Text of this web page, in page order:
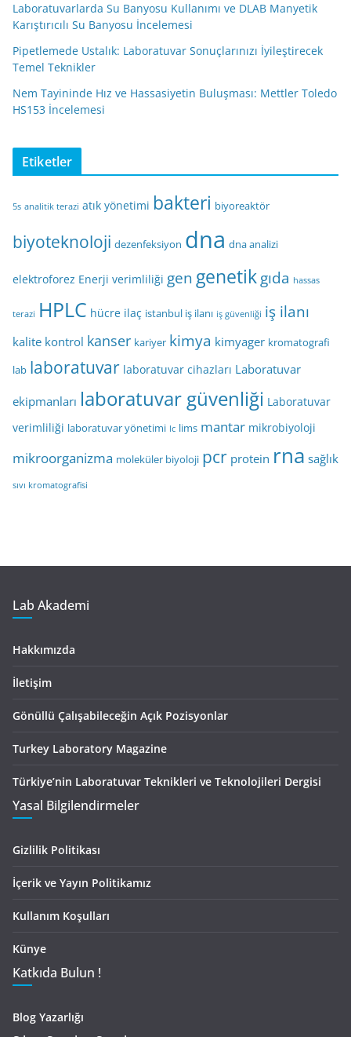
Laboratuvarlarda Su Banyosu Kullanımı ve DLAB Manyetik
Karıştırıcılı Su Banyosu İncelemesi
Pipetlemede Ustalık: Laboratuvar Sonuçlarınızı İyileştirecek
Temel Teknikler
Nem Tayininde Hız ve Hassasiyetin Buluşması: Mettler Toledo
HS153 İncelemesi
Etiketler
5s analitik terazi atık yönetimi bakteri biyoreaktör
biyoteknoloji dezenfeksiyon dna dna analizi
elektroforez Enerji verimliliği gen genetikgıda hassas
terazi HPLC hücre ilaç istanbul iş ilanı iş güvenliği iş ilanı
kalite kontrol kanser kariyer kimya kimyager kromatografi
lab laboratuvar laboratuvar cihazları Laboratuvar
ekipmanları laboratuvar güvenliği Laboratuvar
verimliliği laboratuvar yönetimi lc lims mantar mikrobiyoloji
mikroorganizma moleküler biyoloji pcr protein rna sağlık
sıvı kromatografisi
Lab Akademi
Hakkımızda
İletişim
Gönüllü Çalışabileceğin Açık Pozisyonlar
Turkey Laboratory Magazine
Türkiye’nin Laboratuvar Teknikleri ve Teknolojileri Dergisi
Yasal Bilgilendirmeler
Gizlilik Politikası
İçerik ve Yayın Politikamız
Kullanım Koşulları
Künye
Katkıda Bulun !
Blog Yazarlığı